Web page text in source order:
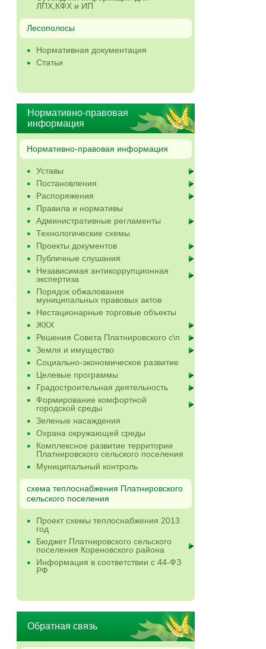
ЛПХ,КФХ и ИП
Лесополосы
Нормативная документация
Статьи
Нормативно-правовая
информация
Нормативно-правовая информация
Уставы
Постановления
Распоряжения
Правила и нормативы
Административные регламенты
Технологические схемы
Проекты документов
Публичные слушания
Независимая антикоррупционная
экспертиза
Порядок обжалования
муниципальных правовых актов
Нестационарные торговые объекты
ЖКХ
Решения Совета Платнировского с\п
Земля и имущество
Социально-экономическое развитие
Целевые программы
Градостроительная деятельность
Формирование комфортной
городской среды
Зеленые насаждения
Охрана окружающей среды
Комплексное развитие территории
Платнировского сельского поселения
Муниципальный контроль
схема теплоснабжения Платнировского
сельского поселения
Проект схемы теплоснабжения 2013
год
Бюджет Платнировского сельского
поселения Кореновского района
Информация в соответствии с 44-ФЗ
РФ
Обратная связь